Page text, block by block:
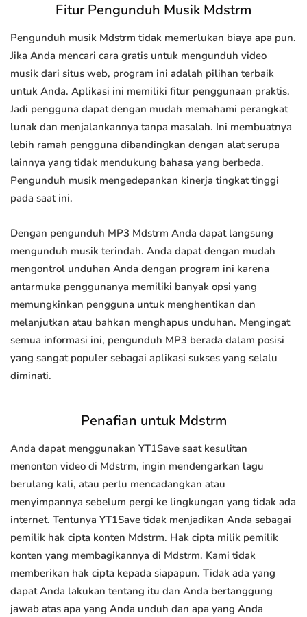
Fitur Pengunduh Musik Mdstrm
Pengunduh musik Mdstrm tidak memerlukan biaya apa pun.
Jika Anda mencari cara gratis untuk mengunduh video
musik dari situs web, program ini adalah pilihan terbaik
untuk Anda. Aplikasi ini memiliki fitur penggunaan praktis.
Jadi pengguna dapat dengan mudah memahami perangkat
lunak dan menjalankannya tanpa masalah. Ini membuatnya
lebih ramah pengguna dibandingkan dengan alat serupa
lainnya yang tidak mendukung bahasa yang berbeda.
Pengunduh musik mengedepankan kinerja tingkat tinggi
pada saat ini.
Dengan pengunduh MP3 Mdstrm Anda dapat langsung
mengunduh musik terindah. Anda dapat dengan mudah
mengontrol unduhan Anda dengan program ini karena
antarmuka penggunanya memiliki banyak opsi yang
memungkinkan pengguna untuk menghentikan dan
melanjutkan atau bahkan menghapus unduhan. Mengingat
semua informasi ini, pengunduh MP3 berada dalam posisi
yang sangat populer sebagai aplikasi sukses yang selalu
diminati.
Penafian untuk Mdstrm
Anda dapat menggunakan YT1Save saat kesulitan
menonton video di Mdstrm, ingin mendengarkan lagu
berulang kali, atau perlu mencadangkan atau
menyimpannya sebelum pergi ke lingkungan yang tidak ada
internet. Tentunya YT1Save tidak menjadikan Anda sebagai
pemilik hak cipta konten Mdstrm. Hak cipta milik pemilik
konten yang membagikannya di Mdstrm. Kami tidak
memberikan hak cipta kepada siapapun. Tidak ada yang
dapat Anda lakukan tentang itu dan Anda bertanggung
jawab atas apa yang Anda unduh dan apa yang Anda